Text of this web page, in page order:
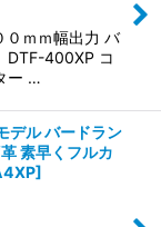
ｍｍ幅出力 バ
400XP コ
ー …
ル バードラン
素早くフルカ
]